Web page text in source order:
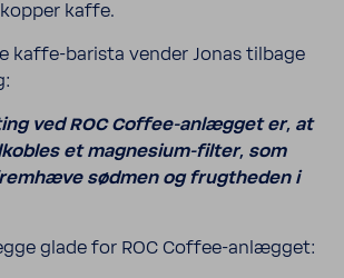
kaffe.
kaffe-​barista vender Jonas tilbage
ved ROC Coffee-​anlægget er, at
et magnesium-​filter, som
sødmen og frugt­heden i
glade for ROC Coffee-​anlægget: